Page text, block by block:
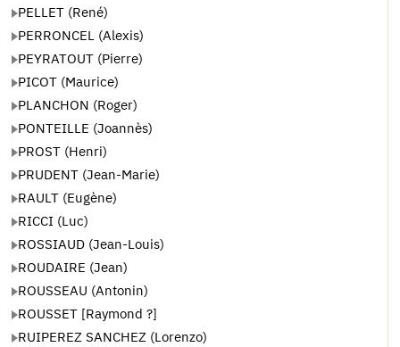
PELLET (René)
PERRONCEL (Alexis)
PEYRATOUT (Pierre)
PICOT (Maurice)
PLANCHON (Roger)
PONTEILLE (Joannès)
PROST (Henri)
PRUDENT (Jean-Marie)
RAULT (Eugène)
RICCI (Luc)
ROSSIAUD (Jean-Louis)
ROUDAIRE (Jean)
ROUSSEAU (Antonin)
ROUSSET [Raymond ?]
RUIPEREZ SANCHEZ (Lorenzo)